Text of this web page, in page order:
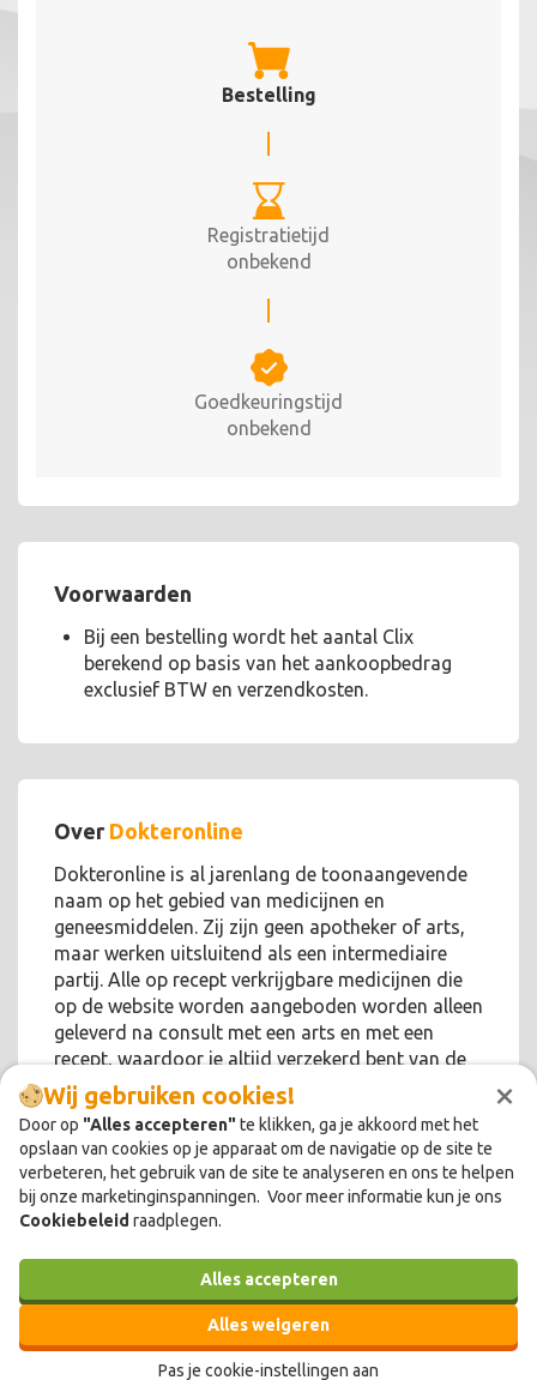
×
Wij gebruiken cookies!
Door op "Alles accepteren"te klikken, ga je akkoord met het
opslaan van cookies op je apparaat om de navigatie op de site te
verbeteren, het gebruik van de site te analyseren en ons te helpen
bij onze marketinginspanningen. Voor meer informatie kun je ons
Cookiebeleid raadplegen.
Alles accepteren
Alles weigeren
Pas je cookie-instellingen aan
Bestelling
Registratietijd
onbekend
Goedkeuringstijd
onbekend
Voorwaarden
Bij een bestelling wordt het aantal Clix
berekend op basis van het aankoopbedrag
exclusief BTW en verzendkosten.
Over Dokteronline
Dokteronline is al jarenlang de toonaangevende
naam op het gebied van medicijnen en
geneesmiddelen. Zij zijn geen apotheker of arts,
maar werken uitsluitend als een intermediaire
partij. Alle op recept verkrijgbare medicijnen die
op de website worden aangeboden worden alleen
geleverd na consult met een arts en met een
recept, waardoor je altijd verzekerd bent van de
juiste medicatie.